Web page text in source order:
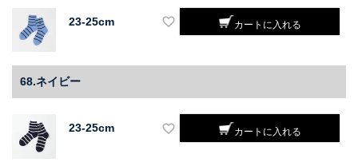
23-25cm カートに入れる
68.ネイビー
23-25cm カートに入れる